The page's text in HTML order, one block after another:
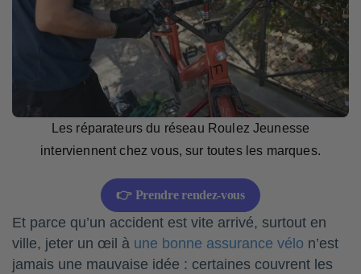
Les réparateurs du réseau Roulez Jeunesse
interviennent chez vous, sur toutes les marques.
👉 Prendre rendez-vous
Et parce qu’un accident est vite arrivé, surtout en
ville, jeter un œil à une bonne assurance vélo n’est
jamais une mauvaise idée : certaines couvrent les